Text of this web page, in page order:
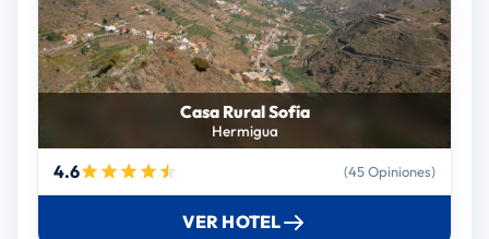
Casa Rural Sofía
Hermigua
4.6 (45 Opiniones)
VER HOTEL